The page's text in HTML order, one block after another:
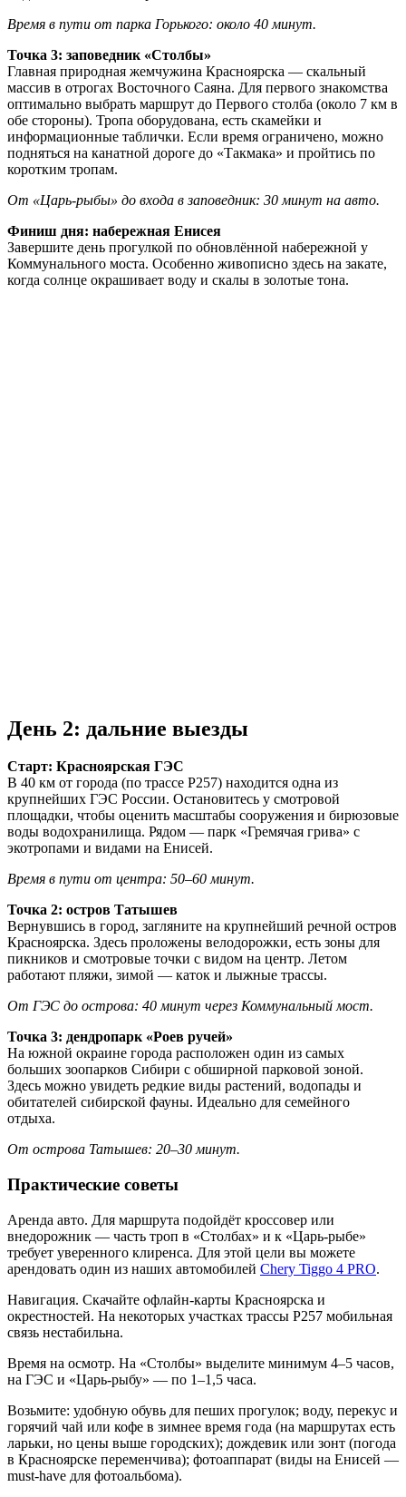
Время в пути от парка Горького: около 40 минут.
Точка 3: заповедник «Столбы»
Главная природная жемчужина Красноярска — скальный
массив в отрогах Восточного Саяна. Для первого знакомства
оптимально выбрать маршрут до Первого столба (около 7 км в
обе стороны). Тропа оборудована, есть скамейки и
информационные таблички. Если время ограничено, можно
подняться на канатной дороге до «Такмака» и пройтись по
коротким тропам.
От «Царь‑рыбы» до входа в заповедник: 30 минут на авто.
Финиш дня: набережная Енисея
Завершите день прогулкой по обновлённой набережной у
Коммунального моста. Особенно живописно здесь на закате,
когда солнце окрашивает воду и скалы в золотые тона.
День 2: дальние выезды
Старт: Красноярская ГЭС
В 40 км от города (по трассе Р257) находится одна из
крупнейших ГЭС России. Остановитесь у смотровой
площадки, чтобы оценить масштабы сооружения и бирюзовые
воды водохранилища. Рядом — парк «Гремячая грива» с
экотропами и видами на Енисей.
Время в пути от центра: 50–60 минут.
Точка 2: остров Татышев
Вернувшись в город, загляните на крупнейший речной остров
Красноярска. Здесь проложены велодорожки, есть зоны для
пикников и смотровые точки с видом на центр. Летом
работают пляжи, зимой — каток и лыжные трассы.
От ГЭС до острова: 40 минут через Коммунальный мост.
Точка 3: дендропарк «Роев ручей»
На южной окраине города расположен один из самых
больших зоопарков Сибири с обширной парковой зоной.
Здесь можно увидеть редкие виды растений, водопады и
обитателей сибирской фауны. Идеально для семейного
отдыха.
От острова Татышев: 20–30 минут.
Практические советы
Аренда авто. Для маршрута подойдёт кроссовер или
внедорожник — часть троп в «Столбах» и к «Царь‑рыбе»
требует уверенного клиренса. Для этой цели вы можете
арендовать один из наших автомобилей Chery Tiggo 4 PRO.
Навигация. Скачайте офлайн‑карты Красноярска и
окрестностей. На некоторых участках трассы Р257 мобильная
связь нестабильна.
Время на осмотр. На «Столбы» выделите минимум 4–5 часов,
на ГЭС и «Царь‑рыбу» — по 1–1,5 часа.
Возьмите: удобную обувь для пеших прогулок; воду, перекус и
горячий чай или кофе в зимнее время года (на маршрутах есть
ларьки, но цены выше городских); дождевик или зонт (погода
в Красноярске переменчива); фотоаппарат (виды на Енисей —
must‑have для фотоальбома).